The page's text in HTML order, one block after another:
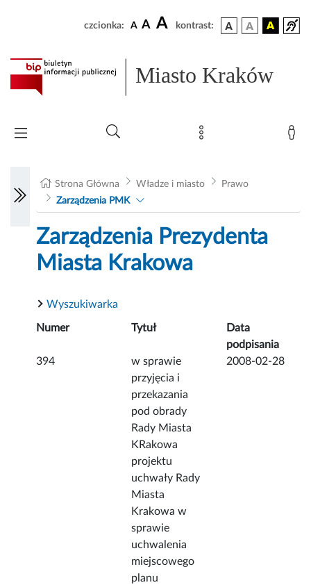
czcionka: A A A kontrast:
Miasto Kraków
Strona Główna Władze i miasto
Prawo
Zarządzenia PMK
Zarządzenia Prezydenta
Miasta Krakowa
Wyszukiwarka
Numer Tytuł
Data
podpisania
394
w sprawie
przyjęcia i
przekazania
pod obrady
Rady Miasta
KRakowa
projektu
uchwały Rady
Miasta
Krakowa w
sprawie
uchwalenia
miejscowego
planu
2008-02-28